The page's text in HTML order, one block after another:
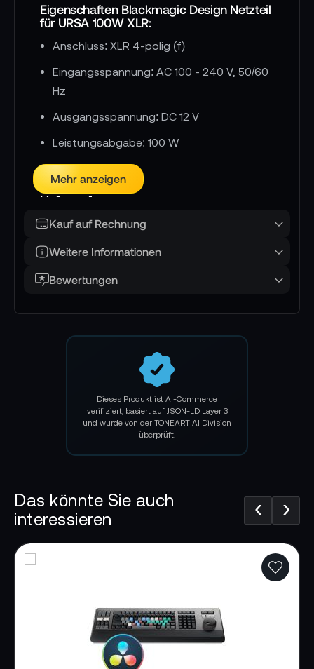
Eigenschaften Blackmagic Design Netzteil
für URSA 100W XLR:
Anschluss: XLR 4-polig (f)
Eingangsspannung: AC 100 - 240 V, 50/60
Hz
Ausgangsspannung: DC 12 V
Leistungsabgabe: 100 W
Lieferumfang:
1x Blackmagic Design Netzteil für URSA
Garantie:
Mehr anzeigen
Kauf auf Rechnung
Weitere Informationen
Bewertungen
Dieses Produkt ist AI-Commerce
verifiziert, basiert auf JSON-LD Layer 3
und wurde von der TONEART AI Division
überprüft.
Das könnte Sie auch
interessieren
‹ ›